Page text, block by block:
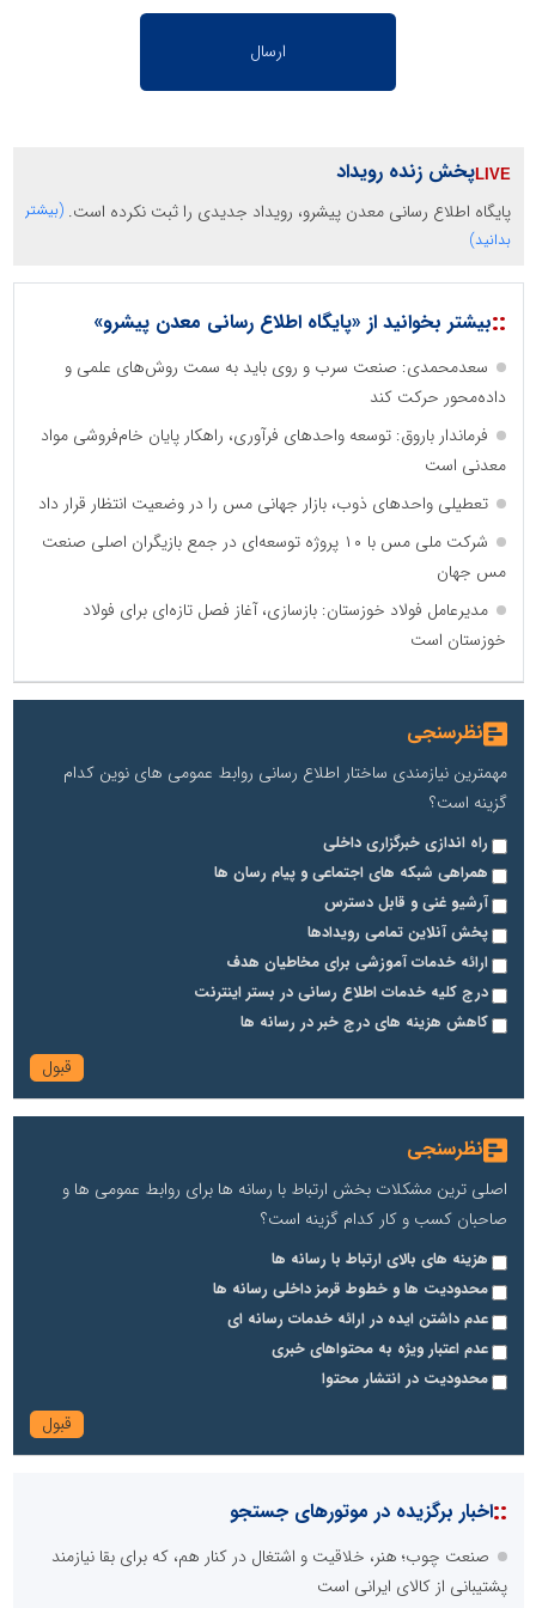
پخش زنده رویداد
پایگاه اطلاع رسانی معدن پیشرو، رویداد جدیدی را ثبت نکرده است. (بیشتر
بدانید)
::بیشتر بخوانید از «پایگاه اطلاع رسانی معدن پیشرو»
سعدمحمدی: صنعت سرب و روی باید به سمت روش‌های علمی و
داده‌محور حرکت کند
فرماندار باروق: توسعه واحدهای فرآوری، راهکار پایان خام‌فروشی مواد
معدنی است
تعطیلی واحدهای ذوب، بازار جهانی مس را در وضعیت انتظار قرار داد
شرکت ملی مس با ۱۰ پروژه توسعه‌ای در جمع بازیگران اصلی صنعت
مس جهان
مدیرعامل فولاد خوزستان: بازسازی، آغاز فصل تازه‌ای برای فولاد
خوزستان است
نظرسنجی
مهمترین نیازمندی ساختار اطلاع رسانی روابط عمومی های نوین کدام
گزینه است؟
راه اندازی خبرگزاری داخلی
همراهی شبکه های اجتماعی و پیام رسان ها
آرشیو غنی و قابل دسترس
پخش آنلاین تمامی رویدادها
ارائه خدمات آموزشی برای مخاطیان هدف
درج کلیه خدمات اطلاع رسانی در بستر اینترنت
کاهش هزینه های درج خبر در رسانه ها
نظرسنجی
اصلی ترین مشکلات بخش ارتباط با رسانه ها برای روابط عمومی ها و
صاحبان کسب و کار کدام گزینه است؟
هزینه های بالای ارتباط با رسانه ها
محدودیت ها و خطوط قرمز داخلی رسانه ها
عدم داشتن ایده در ارائه خدمات رسانه ای
عدم اعتبار ویژه به محتواهای خبری
محدودیت در انتشار محتوا
::اخبار برگزیده در موتورهای جستجو
صنعت چوب؛ هنر، خلاقیت و اشتغال در کنار هم، که برای بقا نیازمند
پشتیبانی از کالای ایرانی است